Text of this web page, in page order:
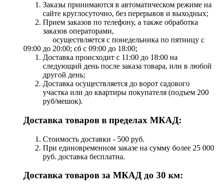
Заказы принимаются в автоматическом режиме на
сайте круглосуточно, без перерывов и выходных;
Прием заказов по телефону, а также обработка
заказов операторами,
осуществляется с понедельника по пятницу с
09:00 до 20:00; сб с 09:00 до 18:00;
Доставка происходит с 11:00 до 18:00 на
следующий день после заказа товара, или в любой
другой день;
Доставка осуществляется до ворот садового
участка или до квартиры покупателя (подъем 200
руб/мешок).
Доставка товаров в пределах МКАД:
Стоимость доставки - 500 руб.
При единовременном заказе на сумму более 25 000
руб. доставка бесплатна.
Доставка товаров за МКАД до 30 км: